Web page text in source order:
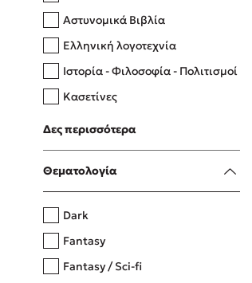
Δανάη Δεληγεώργη
Πάνω, κάτω, μπροστά, πίσω
Η μέθοδος Αφήστε τους
Αστυνομικά Βιβλία
Ελληνική λογοτεχνία
Ιστορία - Φιλοσοφία - Πολιτισμοί
Κασετίνες
Λευκώματα - Έγχρωμοι οδηγοί
Μαγειρική
Δες περισσότερα
Θεματολογία
Dark
Fantasy
Fantasy / Sci-fi